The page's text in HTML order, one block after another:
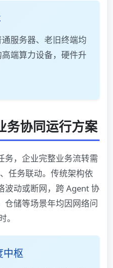
服务器、老旧终端均
端算力设备，硬件升
务协同运行方案
务，企业完整业务流转需
任务联动。传统架构依
波动或断网，跨 Agent 协
仓储等场景年均因网络问
中枢